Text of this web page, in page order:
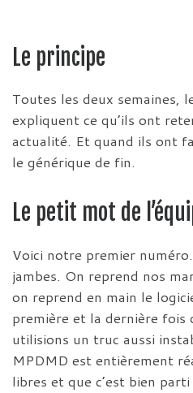
Le principe
Toutes les deux semaines,
expliquent ce qu’ils ont
actualité. Et quand ils ont
le générique de fin.
Le petit mot de
Voici notre premier
jambes. On reprend nos
on reprend en main le
première et la dernière fois
utilisions un truc aussi
MPDMD est entièrement
libres et que c’est bien